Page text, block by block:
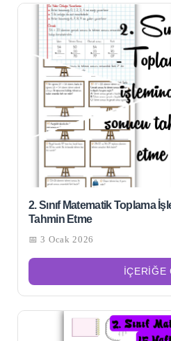
Şu
için
sonuçları:
2. Sınıf Matematik Toplama
Tahmin Etme
📅 3 Ocak 2026
İÇERIĞE